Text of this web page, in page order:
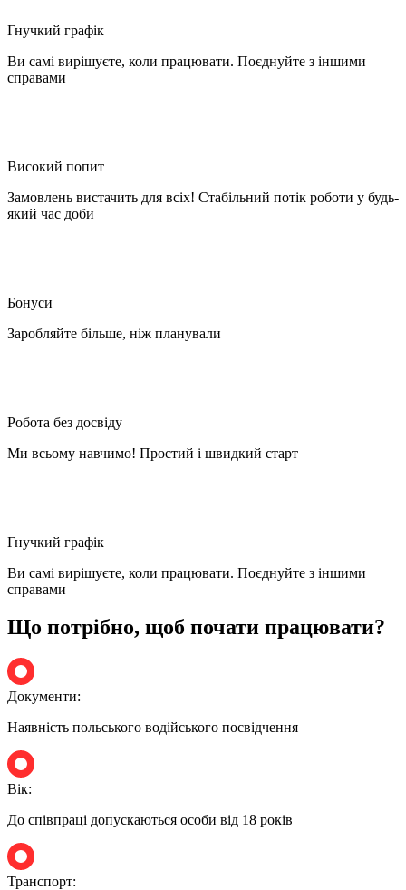
Гнучкий графік
Ви самі вирішуєте, коли працювати. Поєднуйте з іншими
справами
Високий попит
Замовлень вистачить для всіх! Стабільний потік роботи у будь-
який час доби
Бонуси
Заробляйте більше, ніж планували
Робота без досвіду
Ми всьому навчимо! Простий і швидкий старт
Гнучкий графік
Ви самі вирішуєте, коли працювати. Поєднуйте з іншими
справами
Що потрібно, щоб почати працювати?
Документи:
Наявність польського водійського посвідчення
Вік:
До співпраці допускаються особи від 18 років
Транспорт: